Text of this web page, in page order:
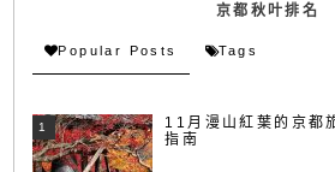
京都秋叶排名
Popular Posts Tags
11月漫山紅葉的京都
指南